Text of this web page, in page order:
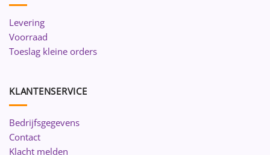
Levering
Voorraad
Toeslag kleine orders
KLANTENSERVICE
Bedrijfsgegevens
Contact
Klacht melden